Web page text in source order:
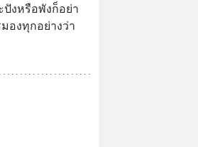
งหรือพังก็อย่า
องทุกอย่างว่า